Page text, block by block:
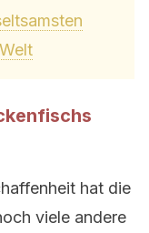
hat die
viele andere